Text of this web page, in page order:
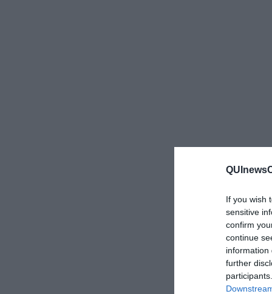
If you wish
sensitive
confirm
continue
information
further